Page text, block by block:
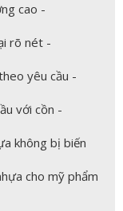
cao -
rõ nét -
yêu cầu -
với cồn -
không bị biến
cho mỹ phẩm